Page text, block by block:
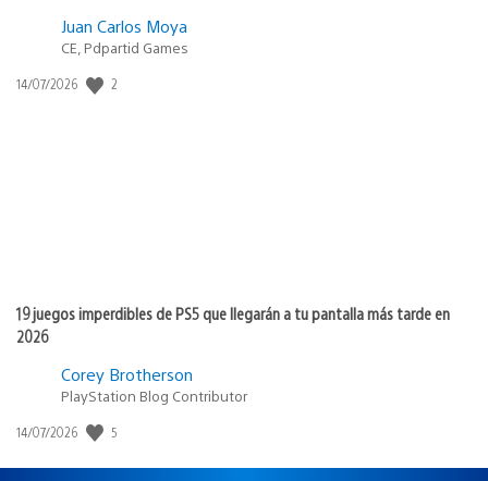
Juan Carlos Moya
CE, Pdpartid Games
Fecha
14/07/2026 2
19 juegos imperdibles de PS5 que llegarán a tu pantalla más tarde en
2026
Corey Brotherson
PlayStation Blog Contributor
Fecha
publicación:
14/07/2026 5